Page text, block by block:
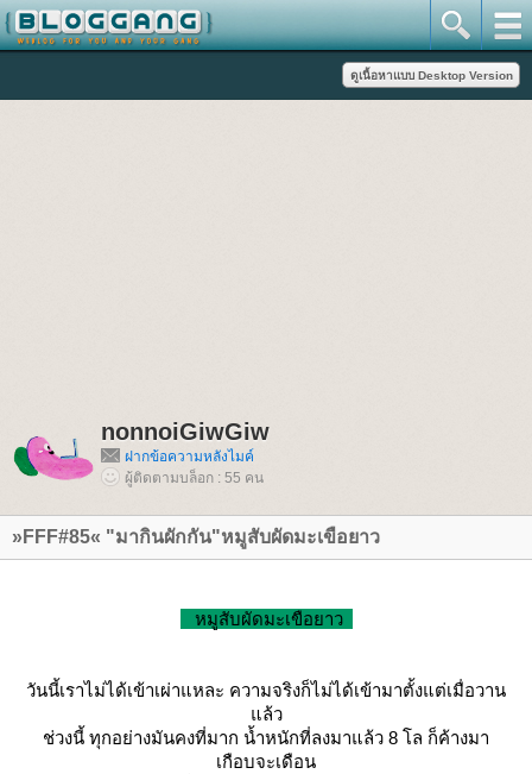
nonnoiGiwGiw
ฝากข้อความหลังไมค์
ผู้ติดตามบล็อก : 55 คน
»FFF#85« "มากินผักกัน"หมูสับผัดมะเขือยาว
หมูสับผัดมะเขือยาว
วันนี้เราไม่ได้เข้าเผ่าแหละ ความจริงก็ไม่ได้เข้ามาตั้งแต่เมื่อวาน
ล้ว
ช่วงนี้ ทุกอย่างมันคงที่มาก น้ำหนักที่ลงมาแล้ว 8 โล ก็ค้างมา
เกือบจะเดือน